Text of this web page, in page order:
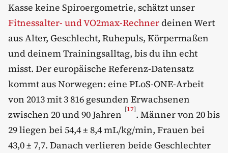
Kasse keine Spiroergometrie, schätzt unser
Fitnessalter- und VO2max-Rechnerdeinen Wert
aus Alter, Geschlecht, Ruhepuls, Körpermaßen
und deinem Trainingsalltag, bis du ihn echt
misst. Der europäische Referenz-Datensatz
kommt aus Norwegen: eine PLoS-ONE-Arbeit
von 2013 mit 3 816 gesunden Erwachsenen
zwischen 20 und 90 Jahren [17]. Männer von 20 bis
29 liegen bei 54,4 ± 8,4 mL/kg/min, Frauen bei
43,0 ± 7,7. Danach verlieren beide Geschlechter